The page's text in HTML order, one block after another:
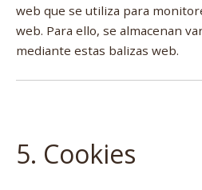
web que se utiliza para
web. Para ello, se almacenan
mediante estas balizas web.
5. Cookies